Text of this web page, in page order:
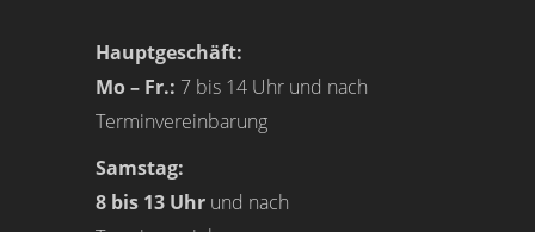
Hauptgeschäft:
Mo – Fr.: 7 bis 14 Uhr und nach
Terminvereinbarung
Samstag:
8 bis 13 Uhr und nach